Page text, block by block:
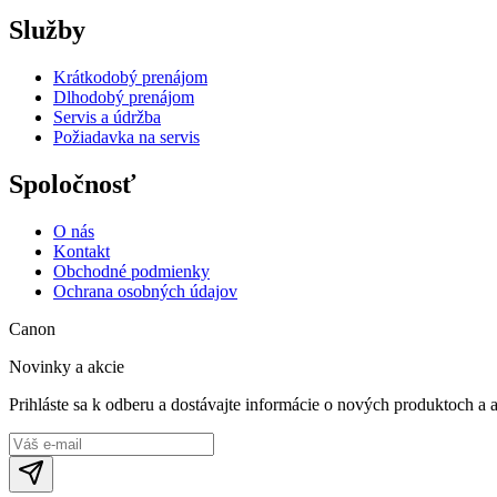
Služby
Krátkodobý prenájom
Dlhodobý prenájom
Servis a údržba
Požiadavka na servis
Spoločnosť
O nás
Kontakt
Obchodné podmienky
Ochrana osobných údajov
Canon
Novinky a akcie
Prihláste sa k odberu a dostávajte informácie o nových produktoch a